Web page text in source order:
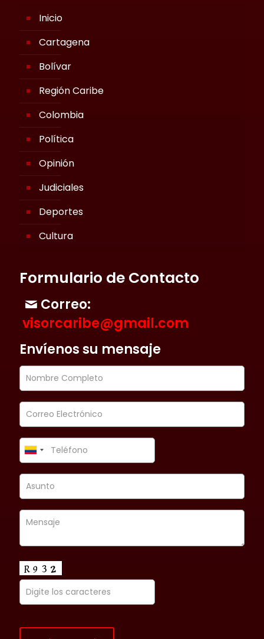
Inicio
Cartagena
Bolívar
Región Caribe
Colombia
Política
Opinión
Judiciales
Deportes
Cultura
Formulario de Contacto
Correo:
visorcaribe@gmail.com
Envíenos su mensaje